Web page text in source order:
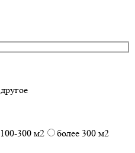
другое
100-300 м2
более 300 м2